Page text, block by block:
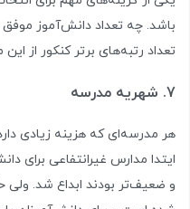
باشد. چه تعداد دانش‌آموز
تعداد رتبه‌های برتر کنکور از
7. شهریه مدرسه
هر مدرسه‌ای که هزینه زیادی
ایتدا مدارس غیرانتفاعی برای
و ضعیف‌تر بودند ابداع شد. ولی